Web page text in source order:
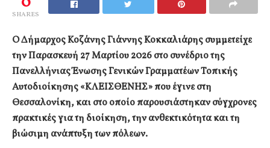
SHARES
Ο Δήμαρχος Κοζάνης Γιάννης Κοκκαλιάρης συμμετείχε
την Παρασκευή 27 Μαρτίου 2026 στο συνέδριο της
Πανελλήνιας Ένωσης Γενικών Γραμματέων Τοπικής
Αυτοδιοίκησης «ΚΛΕΙΣΘΕΝΗΣ» που έγινε στη
Θεσσαλονίκη, και στο οποίο παρουσιάστηκαν σύγχρονες
πρακτικές για τη διοίκηση, την ανθεκτικότητα και τη
βιώσιμη ανάπτυξη των πόλεων.